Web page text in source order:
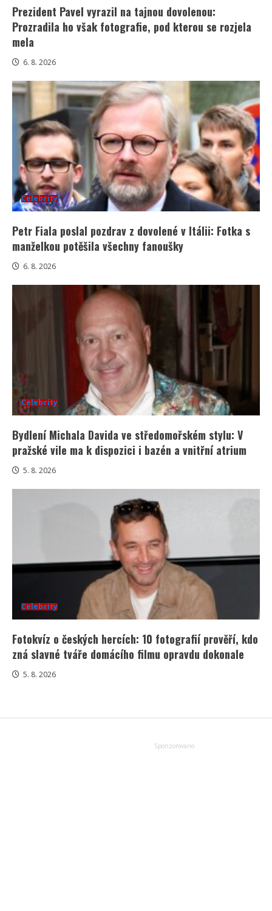
Prezident Pavel vyrazil na tajnou dovolenou:
Prozradila ho však fotografie, pod kterou se rozjela
mela
6. 8. 2026
Celebrity
Petr Fiala poslal pozdrav z dovolené v Itálii: Fotka s
manželkou potěšila všechny fanoušky
6. 8. 2026
Celebrity
Bydlení Michala Davida ve středomořském stylu: V
pražské vile ma k dispozici i bazén a vnitřní atrium
5. 8. 2026
Celebrity
Fotokvíz o českých hercích: 10 fotografií prověří, kdo
zná slavné tváře domácího filmu opravdu dokonale
5. 8. 2026